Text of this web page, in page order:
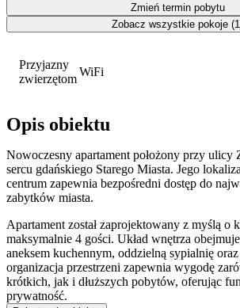
Przyjazny
zwierzętom
WiFi
Opis obiektu
Nowoczesny apartament położony przy ulicy
sercu gdańskiego Starego Miasta. Jego
centrum zapewnia bezpośredni dostęp do
zabytków miasta.
Apartament został zaprojektowany z myślą o
maksymalnie 4 gości. Układ wnętrza
aneksem kuchennym, oddzielną sypialnię oraz
organizacja przestrzeni zapewnia wygodę
krótkich, jak i dłuższych pobytów, oferując
prywatność.
Zmień termin pobytu
Zobacz wszystkie pokoje